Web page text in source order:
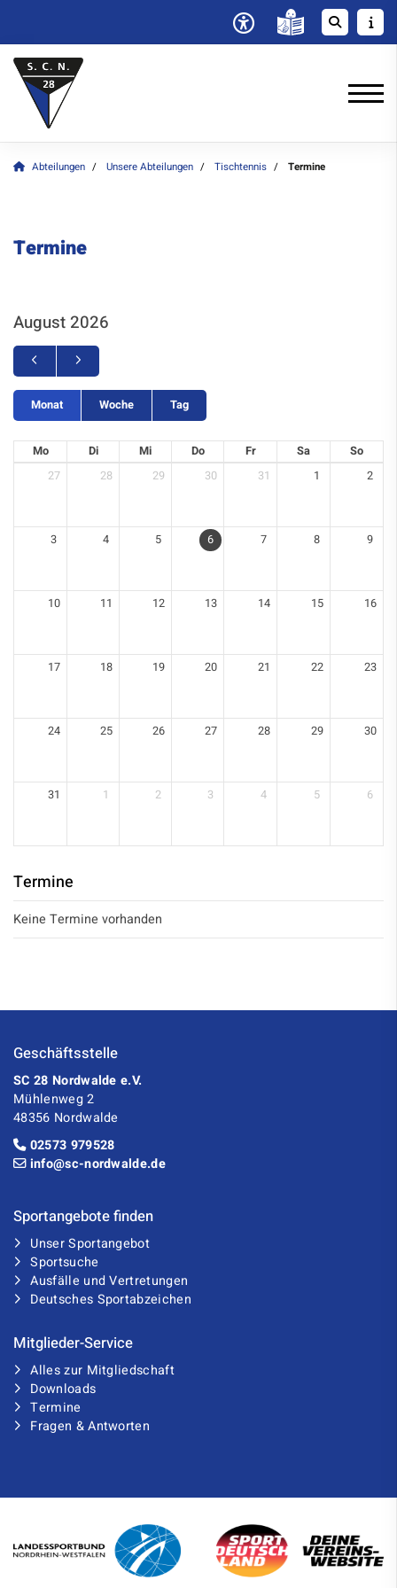
Abteilungen Unsere Abteilungen Tischtennis Termine
Termine
August 2026
Monat Woche Tag
Mo Di Mi Do Fr Sa
So
27
28 29 30 31 1 2
3 4 5 6 7 8 9
10 11 12 13 14 15 16
17 18 19 20 21 22 23
24 25 26 27 28 29 30
31 1 2 3 4 5 6
Termine
Keine Termine vorhanden
Geschäftsstelle
SC 28 Nordwalde e.V.
Mühlenweg 2
48356 Nordwalde
02573 979528
info@sc-nordwalde.de
Sportangebote finden
Unser Sportangebot
Sportsuche
Ausfälle und Vertretungen
Deutsches Sportabzeichen
Mitglieder-Service
Alles zur Mitgliedschaft
Downloads
Termine
Fragen & Antworten